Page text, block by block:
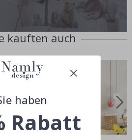
kauften auch
haben
Rabatt